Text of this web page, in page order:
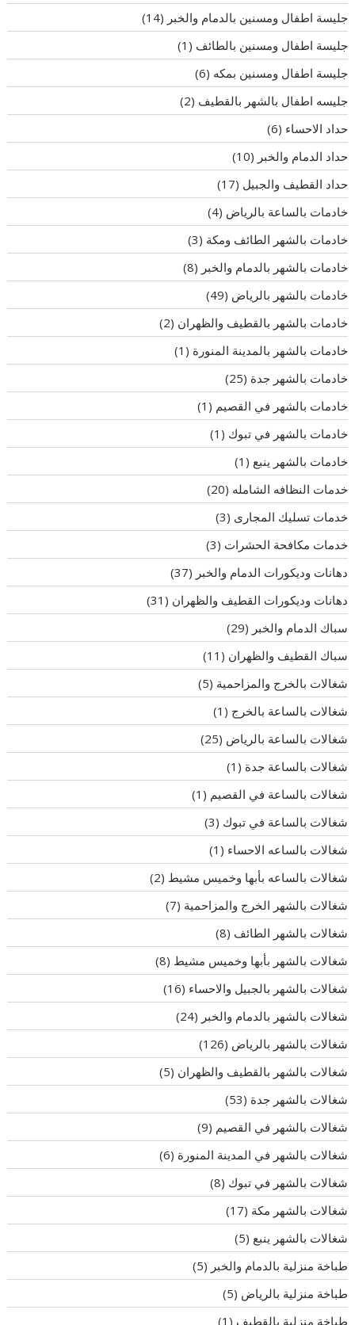
جليسة اطفال ومسنين بالدمام والخبر (14)
جليسة اطفال ومسنين بالطائف (1)
جليسة اطفال ومسنين بمكه (6)
جليسه اطفال بالشهر بالقطيف (2)
حداد الاحساء (6)
حداد الدمام والخبر (10)
حداد القطيف والجبيل (17)
خادمات بالساعة بالرياض (4)
خادمات بالشهر الطائف ومكة (3)
خادمات بالشهر بالدمام والخبر (8)
خادمات بالشهر بالرياض (49)
خادمات بالشهر بالقطيف والظهران (2)
خادمات بالشهر بالمدينة المنورة (1)
خادمات بالشهر جدة (25)
خادمات بالشهر في القصيم (1)
خادمات بالشهر في تبوك (1)
خادمات بالشهر ينبع (1)
خدمات النظافه الشامله (20)
خدمات تسليك المجارى (3)
خدمات مكافحة الحشرات (3)
دهانات وديكورات الدمام والخبر (37)
دهانات وديكورات القطيف والظهران (31)
سباك الدمام والخبر (29)
سباك القطيف والظهران (11)
شغالات بالخرج والمزاحمية (5)
شغالات بالساعة بالخرج (1)
شغالات بالساعة بالرياض (25)
شغالات بالساعة جدة (1)
شغالات بالساعة في القصيم (1)
شغالات بالساعة في تبوك (3)
شغالات بالساعه الاحساء (1)
شغالات بالساعه بأبها وخميس مشيط (2)
شغالات بالشهر الخرج والمزاحمية (7)
شغالات بالشهر الطائف (8)
شغالات بالشهر بأبها وخميس مشيط (8)
شغالات بالشهر بالجبيل والاحساء (16)
شغالات بالشهر بالدمام والخبر (24)
شغالات بالشهر بالرياض (126)
شغالات بالشهر بالقطيف والظهران (5)
شغالات بالشهر جدة (53)
شغالات بالشهر في القصيم (9)
شغالات بالشهر في المدينة المنورة (6)
شغالات بالشهر في تبوك (8)
شغالات بالشهر مكة (17)
شغالات بالشهر ينبع (5)
طباخة منزلية بالدمام والخبر (5)
طباخة منزلية بالرياض (5)
طباخة منزلية بالقطيف (1)